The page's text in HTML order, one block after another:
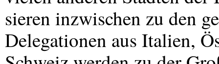
sieren inzwischen zu den
Delegationen aus Italien,